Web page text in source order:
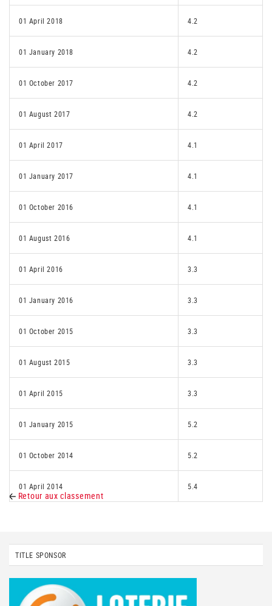
01 April 2018 4.2
01 January 2018 4.2
01 October 2017 4.2
01 August 2017 4.2
01 April 2017 4.1
01 January 2017 4.1
01 October 2016 4.1
01 August 2016 4.1
01 April 2016 3.3
01 January 2016 3.3
01 October 2015 3.3
01 August 2015 3.3
01 April 2015 3.3
01 January 2015 5.2
01 October 2014 5.2
01 April 2014 5.4
Retour aux classement
TITLE SPONSOR